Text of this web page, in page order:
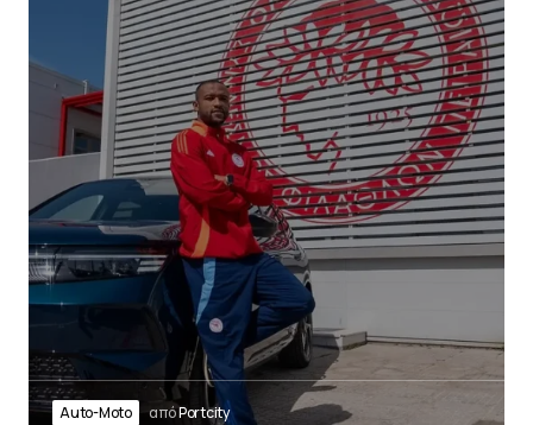
Auto-Moto απόPortcity